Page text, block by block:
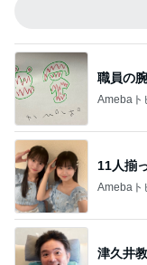
職員の
Amebaト
11人揃
Amebaト
津久井